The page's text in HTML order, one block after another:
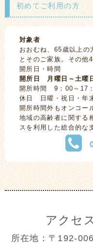
初めてご利用の方
対象者
おおむね、65歳以上の
とそのご家族。その他
開所日・時間
開所日 月曜日～土曜
開所時間 9：00～17
休日 日曜・祝日・年
開所時間外もオンコー
地域の高齢者に関する
スを利用した総合的な
アクセ
所在地：〒192-